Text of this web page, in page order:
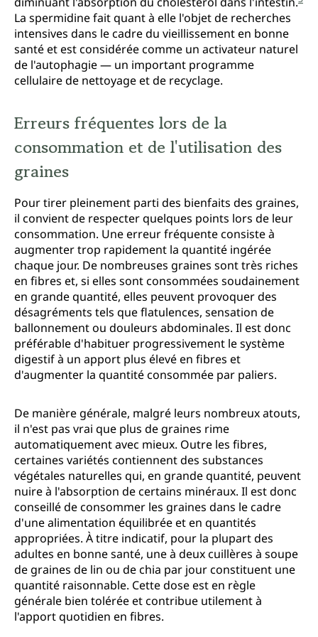
La spermidine fait quant à elle l'objet de recherches
intensives dans le cadre du vieillissement en bonne
santé et est considérée comme un activateur naturel
de l'autophagie — un important programme
cellulaire de nettoyage et de recyclage.
Erreurs fréquentes lors de la
consommation et de l'utilisation des
graines
Pour tirer pleinement parti des bienfaits des graines,
il convient de respecter quelques points lors de leur
consommation. Une erreur fréquente consiste à
augmenter trop rapidement la quantité ingérée
chaque jour. De nombreuses graines sont très riches
en fibres et, si elles sont consommées soudainement
en grande quantité, elles peuvent provoquer des
désagréments tels que flatulences, sensation de
ballonnement ou douleurs abdominales. Il est donc
préférable d'habituer progressivement le système
digestif à un apport plus élevé en fibres et
d'augmenter la quantité consommée par paliers.
De manière générale, malgré leurs nombreux atouts,
il n'est pas vrai que plus de graines rime
automatiquement avec mieux. Outre les fibres,
certaines variétés contiennent des substances
végétales naturelles qui, en grande quantité, peuvent
nuire à l'absorption de certains minéraux. Il est donc
conseillé de consommer les graines dans le cadre
d'une alimentation équilibrée et en quantités
appropriées. À titre indicatif, pour la plupart des
adultes en bonne santé, une à deux cuillères à soupe
de graines de lin ou de chia par jour constituent une
quantité raisonnable. Cette dose est en règle
générale bien tolérée et contribue utilement à
l'apport quotidien en fibres.